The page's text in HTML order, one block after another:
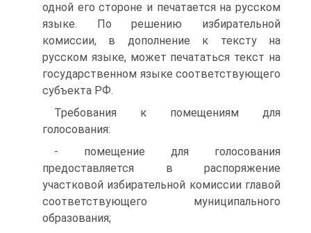
одной его стороне и печатается на русском
языке. По решению избирательной
комиссии, в дополнение к тексту на
русском языке, может печататься текст на
государственном языке соответствующего
субъекта РФ.
Требования к помещениям для
голосования:
- помещение для голосования
предоставляется в распоряжение
участковой избирательной комиссии главой
соответствующего муниципального
образования;